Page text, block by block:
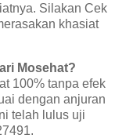
Silakan Cek
khasiat
Mosehat?
100% tanpa efek
dengan anjuran
telah lulus uji